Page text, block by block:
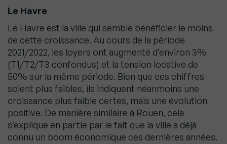
Le Havre
Le Havre est la ville qui semble bénéficier le moins
de cette croissance. Au cours de la période
2021/2022, les loyers ont augmenté d’environ 3%
(T1/T2/T3 confondus) et la tension locative de
50% sur la même période. Bien que ces chiffres
soient plus faibles, ils indiquent néanmoins une
croissance plus faible certes, mais une évolution
positive. De manière similaire à Rouen, cela
s’explique en partie par le fait que la ville a déjà
connu un boom économique ces dernières années.